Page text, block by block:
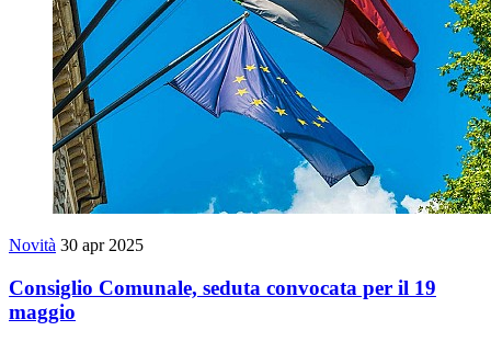
Novità 30 apr 2025
Consiglio Comunale, seduta convocata per il 19
maggio